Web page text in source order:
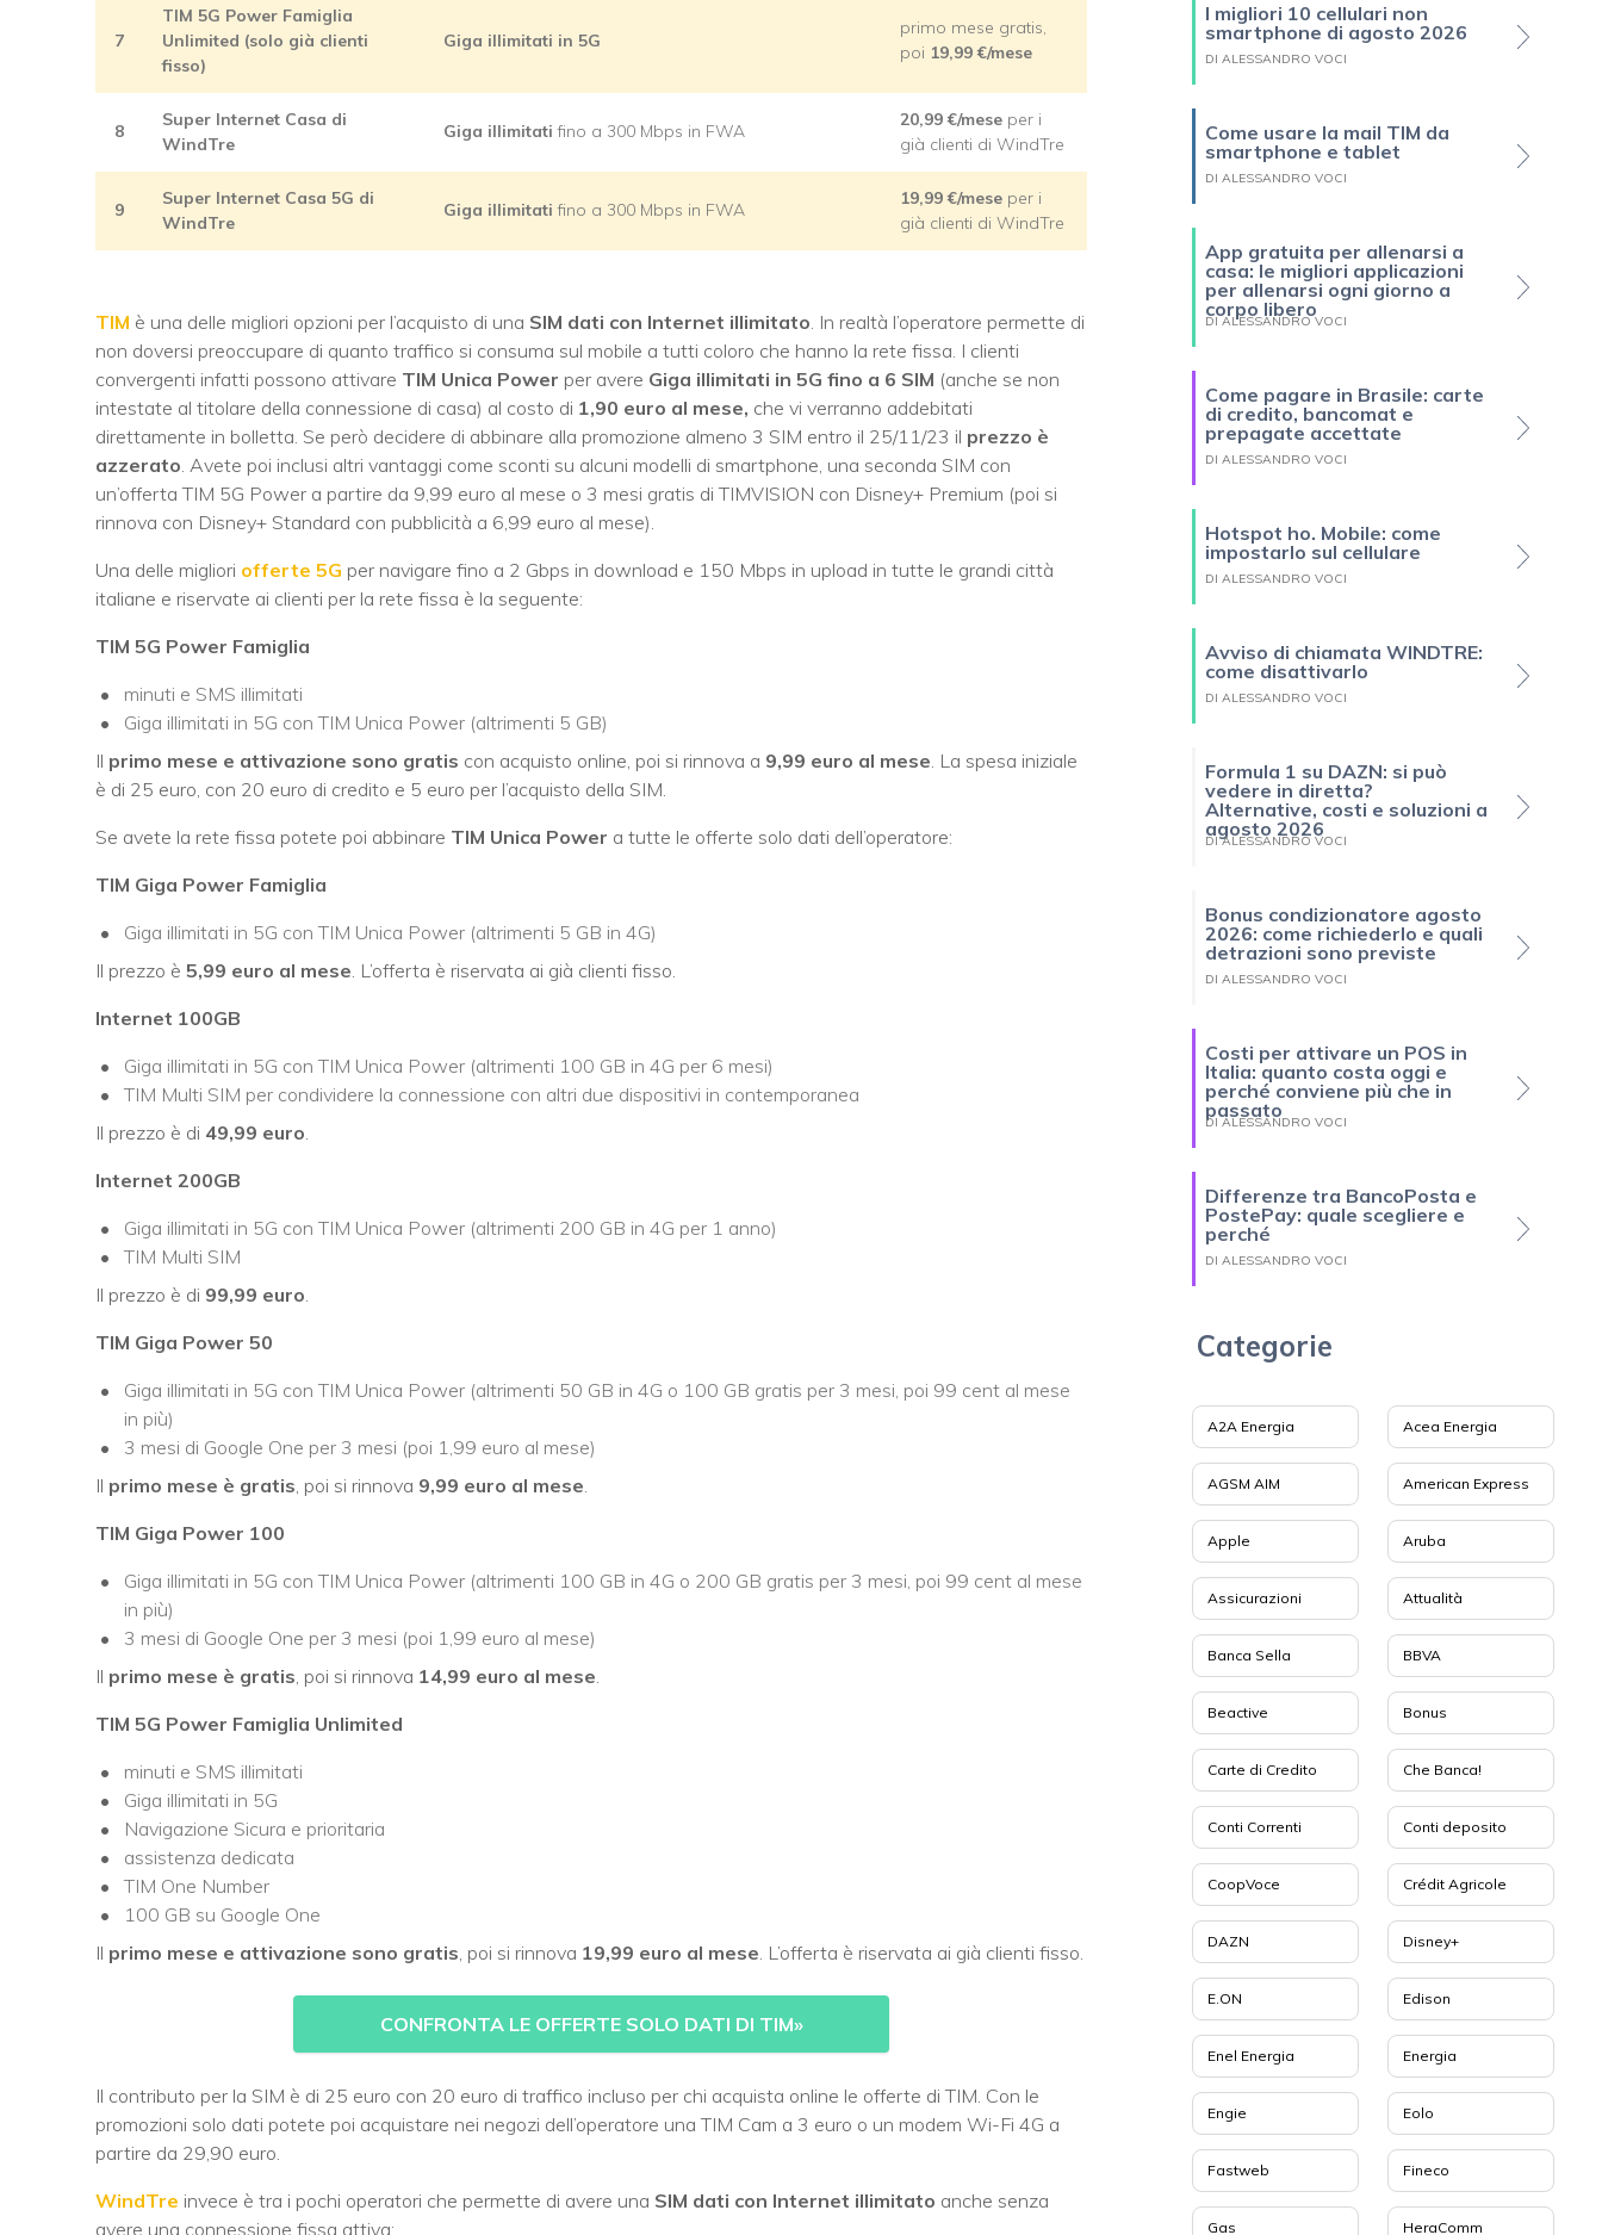
7
TIM 5G Power Famiglia
Unlimited (solo già clienti
fisso)
Giga illimitati in 5G
primo mese gratis,
poi 19,99 €/mese
8
Super Internet Casa di
WindTre
Giga illimitatifino a 300 Mbps in FWA
20,99 €/mese per i
già clienti di WindTre
9
Super Internet Casa 5G di
WindTre
Giga illimitati fino a 300 Mbps in FWA
19,99 €/mese per i
già clienti di WindTre
TIM è una delle migliori opzioni per l’acquisto di una SIM dati con Internet illimitato . In realtà l’operatore permette di
non doversi preoccupare di quanto traffico si consuma sul mobile a tutti coloro che hanno la rete fissa. I clienti
convergenti infatti possono attivare TIM Unica Power per avere Giga illimitati in 5G fino a 6 SIM (anche se non
intestate al titolare della connessione di casa) al costo di 1,90 euro al mese, che vi verranno addebitati
direttamente in bolletta. Se però decidere di abbinare alla promozione almeno 3 SIM entro il 25/11/23 il prezzo è
azzerato . Avete poi inclusi altri vantaggi come sconti su alcuni modelli di smartphone, una seconda SIM con
un’offerta TIM 5G Power a partire da 9,99 euro al mese o 3 mesi gratis di TIMVISION con Disney+ Premium (poi si
rinnova con Disney+ Standard con pubblicità a 6,99 euro al mese).
Una delle migliori offerte 5G per navigare fino a 2 Gbps in download e 150 Mbps in upload in tutte le grandi città
italiane e riservate ai clienti per la rete fissa è la seguente:
TIM 5G Power Famiglia
minuti e SMS illimitati
Giga illimitati in 5G con TIM Unica Power (altrimenti 5 GB)
Il primo mese e attivazione sono gratis con acquisto online, poi si rinnova a 9,99 euro al mese . La spesa iniziale
è di 25 euro, con 20 euro di credito e 5 euro per l’acquisto della SIM.
Se avete la rete fissa potete poi abbinare TIM Unica Power a tutte le offerte solo dati dell’operatore:
TIM Giga Power Famiglia
Giga illimitati in 5G con TIM Unica Power (altrimenti 5 GB in 4G)
Il prezzo è 5,99 euro al mese . L’offerta è riservata ai già clienti fisso.
Internet 100GB
Giga illimitati in 5G con TIM Unica Power (altrimenti 100 GB in 4G per 6 mesi)
TIM Multi SIM per condividere la connessione con altri due dispositivi in contemporanea
Il prezzo è di 49,99 euro
Internet 200GB
Giga illimitati in 5G con TIM Unica Power (altrimenti 200 GB in 4G per 1 anno)
TIM Multi SIM
Il prezzo è di 99,99 euro
TIM Giga Power 50
Giga illimitati in 5G con TIM Unica Power (altrimenti 50 GB in 4G o 100 GB gratis per 3 mesi, poi 99 cent al mese
in più)
3 mesi di Google One per 3 mesi (poi 1,99 euro al mese)
Il primo mese è gratis , poi si rinnova 9,99 euro al mese
TIM Giga Power 100
Giga illimitati in 5G con TIM Unica Power (altrimenti 100 GB in 4G o 200 GB gratis per 3 mesi, poi 99 cent al mese
in più)
3 mesi di Google One per 3 mesi (poi 1,99 euro al mese)
Il primo mese è gratis , poi si rinnova 14,99 euro al mese
TIM 5G Power Famiglia Unlimited
minuti e SMS illimitati
Giga illimitati in 5G
Navigazione Sicura e prioritaria
assistenza dedicata
TIM One Number
100 GB su Google One
Il primo mese e attivazione sono gratis , poi si rinnova 19,99 euro al mese . L’offerta è riservata ai già clienti fisso.
CONFRONTA LE OFFERTE SOLO DATI DI TIM»
Il contributo per la SIM è di 25 euro con 20 euro di traffico incluso per chi acquista online le offerte di TIM. Con le
promozioni solo dati potete poi acquistare nei negozi dell’operatore una TIM Cam a 3 euro o un modem Wi-Fi 4G a
partire da 29,90 euro.
WindTre invece è tra i pochi operatori che permette di avere una SIM dati con Internet illimitato anche senza
avere una connessione fissa attiva:
I migliori 10 cellulari non
smartphone di agosto 2026
DI ALESSANDRO VOCI
Come usare la mail TIM da
smartphone e tablet
DI ALESSANDRO VOCI
App gratuita per allenarsi a
casa: le migliori applicazioni
per allenarsi ogni giorno a
corpo libero
DI ALESSANDRO VOCI
Come pagare in Brasile: carte
di credito, bancomat e
prepagate accettate
DI ALESSANDRO VOCI
Hotspot ho. Mobile: come
impostarlo sul cellulare
DI ALESSANDRO VOCI
Avviso di chiamata WINDTRE:
come disattivarlo
DI ALESSANDRO VOCI
Formula 1 su DAZN: si può
vedere in diretta?
Alternative, costi e soluzioni a
agosto 2026
DI ALESSANDRO VOCI
Bonus condizionatore agosto
2026: come richiederlo e quali
detrazioni sono previste
DI ALESSANDRO VOCI
Costi per attivare un POS in
Italia: quanto costa oggi e
perché conviene più che in
passato
DI ALESSANDRO VOCI
Differenze tra BancoPosta e
PostePay: quale scegliere e
perché
DI ALESSANDRO VOCI
Categorie
A2A Energia Acea Energia
AGSM AIM American Express
Apple Aruba
Assicurazioni Attualità
Banca Sella BBVA
Beactive Bonus
Carte di Credito Che Banca!
Conti Correnti Conti deposito
CoopVoce Crédit Agricole
DAZN Disney+
E.ON Edison
Enel Energia Energia
Engie Eolo
Fastweb Fineco
Gas HeraComm